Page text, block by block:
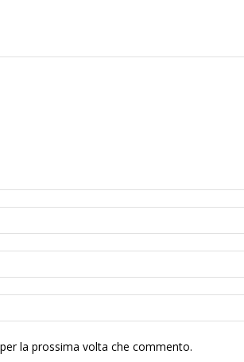
la prossima volta che commento.